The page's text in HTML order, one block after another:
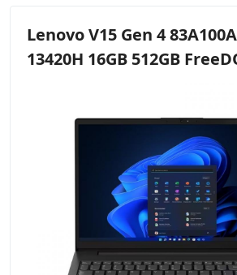
Lenovo V15 Gen 4
13420H 16GB 512GB